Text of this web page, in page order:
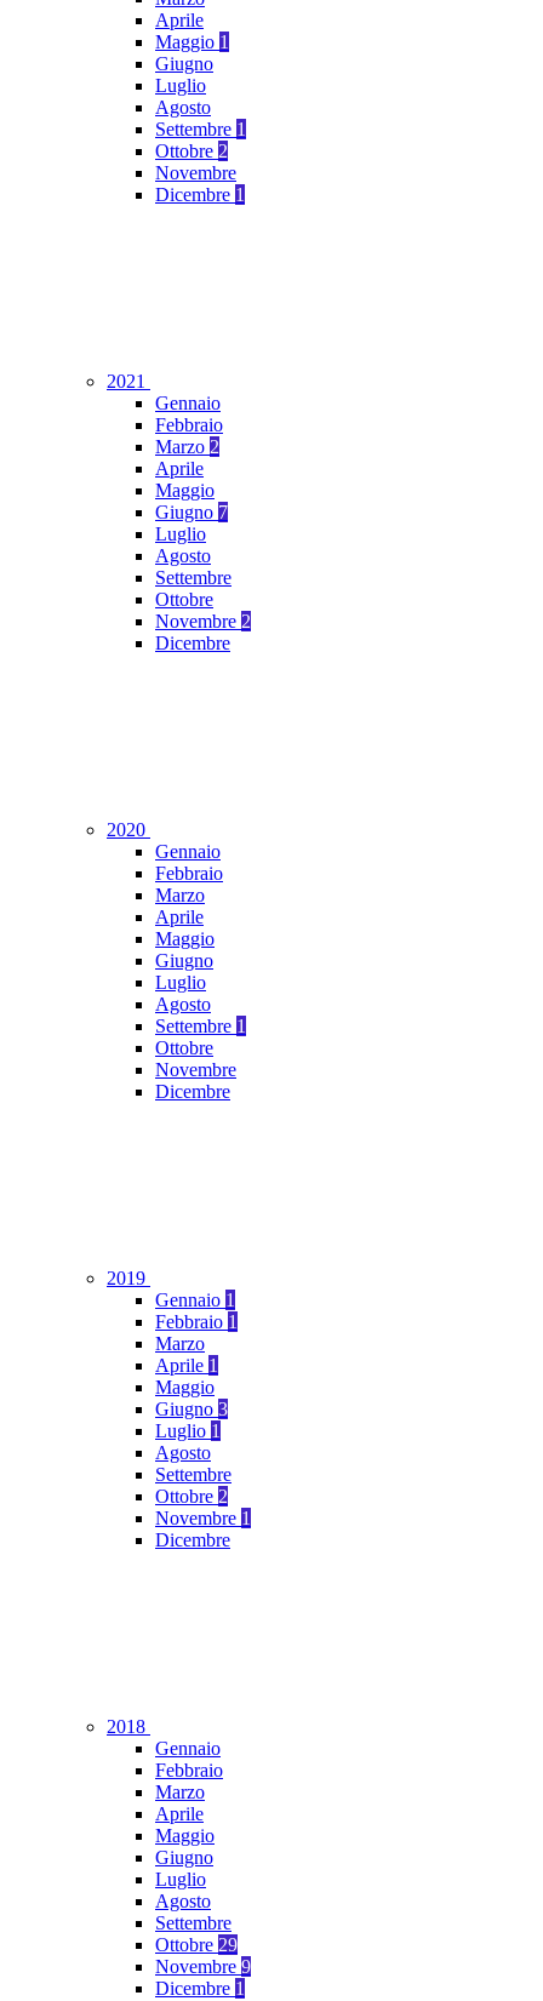
Aprile
Maggio 1
Giugno
Luglio
Agosto
Settembre 1
Ottobre 2
Novembre
Dicembre 1
2021
Gennaio
Febbraio
Marzo 2
Aprile
Maggio
Giugno 7
Luglio
Agosto
Settembre
Ottobre
Novembre 2
Dicembre
2020
Gennaio
Febbraio
Marzo
Aprile
Maggio
Giugno
Luglio
Agosto
Settembre 1
Ottobre
Novembre
Dicembre
2019
Gennaio 1
Febbraio 1
Marzo
Aprile 1
Maggio
Giugno 3
Luglio 1
Agosto
Settembre
Ottobre 2
Novembre 1
Dicembre
2018
Gennaio
Febbraio
Marzo
Aprile
Maggio
Giugno
Luglio
Agosto
Settembre
Ottobre 29
Novembre 9
Dicembre 1